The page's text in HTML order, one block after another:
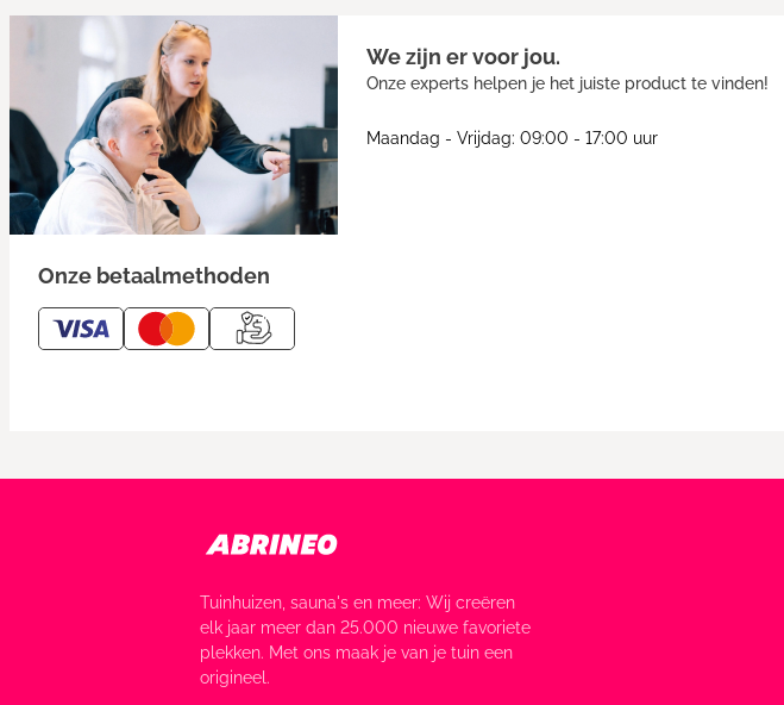
We zijn er voor jou.
Onze experts helpen je het juiste product te vinden!
Maandag - Vrijdag: 09:00 - 17:00 uur
Onze betaalmethoden
Tuinhuizen, sauna's en meer: Wij creëren
elk jaar meer dan 25.000 nieuwe favoriete
plekken. Met ons maak je van je tuin een
origineel.